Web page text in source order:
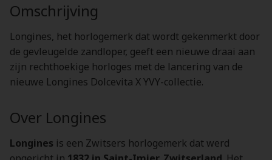
Omschrijving
Longines, het horlogemerk dat wordt gekenmerkt door
de gevleugelde zandloper, geeft een nieuwe draai aan
zijn rechthoekige horloges met de lancering van de
nieuwe Longines Dolcevita X YVY-collectie.
Over Longines
Longines is een Zwitsers horlogemerk dat werd